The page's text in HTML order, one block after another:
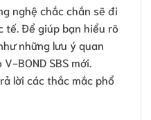
nghệ chắc chắn sẽ đi
tế. Để giúp bạn hiểu rõ
những lưu ý quan
BOND SBS mới.
lời các thắc mắc phổ